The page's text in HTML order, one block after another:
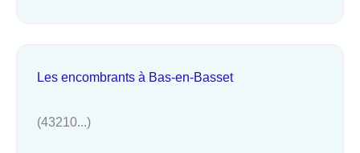
Les encombrants à Bas-en-Basset
(43210...)